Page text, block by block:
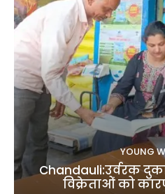
YOUNG
Chandauli:उर्वरक
विक्रेताओं को